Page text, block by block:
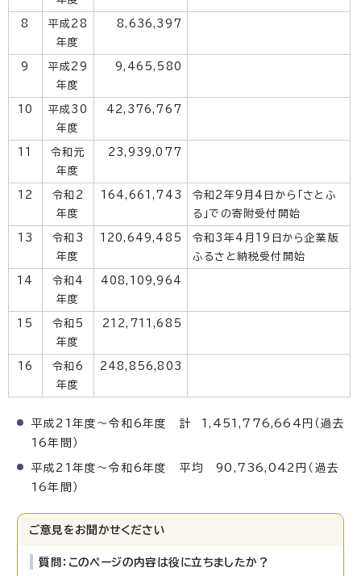
8
平成28
年度
8,636,397
9
平成29
年度
9,465,580
10
平成30
年度
42,376,767
11
令和元
年度
23,939,077
12
令和2
年度
164,661,743
令和2年9月4日から「さとふ
る」での寄附受付開始
13
令和3
年度
120,649,485
令和3年4月19日から企業版
ふるさと納税受付開始
14
令和4
年度
408,109,964
15
令和5
年度
212,711,685
16
令和6
年度
248,856,803
平成21年度～令和6年度 計 1,451,776,664円（過去
16年間）
平成21年度～令和6年度 平均 90,736,042円（過去
16年間）
ご意見をお聞かせください
質問：このページの内容は役に立ちましたか？